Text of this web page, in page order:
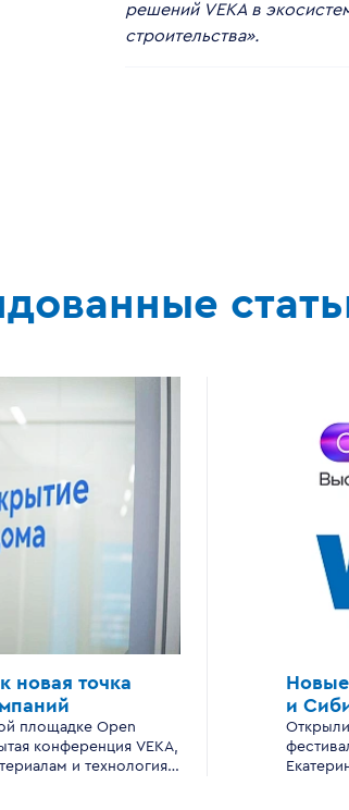
решений VEKA в
строительства».
новая точка
площадке Open
конференция VEKA,
и технологиям
и